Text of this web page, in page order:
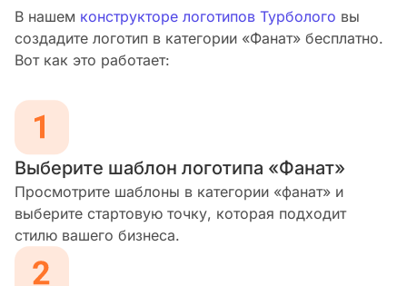
В нашем конструкторе логотипов Турболого вы
создадите логотип в категории «Фанат» бесплатно.
Вот как это работает:
Выберите шаблон логотипа «Фанат»
Просмотрите шаблоны в категории «фанат» и
выберите стартовую точку, которая подходит
стилю вашего бизнеса.